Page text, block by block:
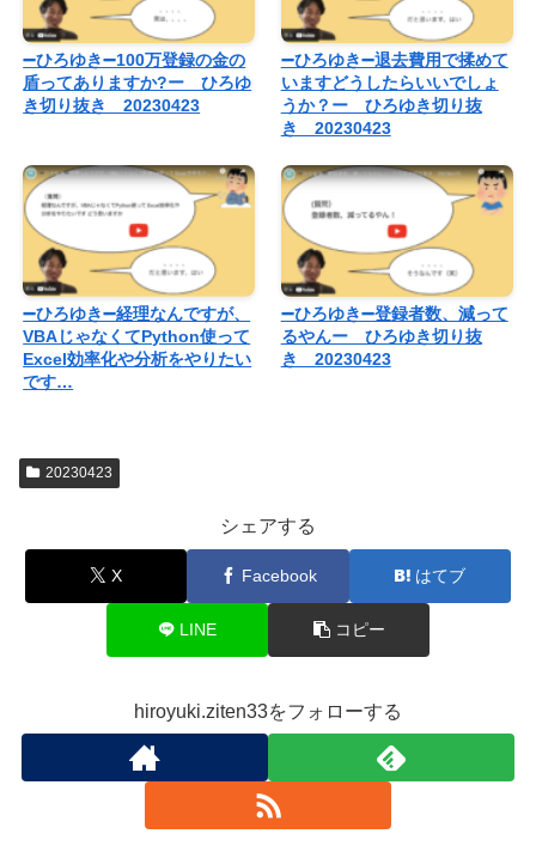
➖ひろゆき➖100万登録の金の
盾ってありますか?ー ひろゆ
き切り抜き 20230423
➖ひろゆき➖退去費用で揉めて
いますどうしたらいいでしょ
うか？ー ひろゆき切り抜
き 20230423
➖ひろゆき➖経理なんですが、
VBAじゃなくてPython使って
Excel効率化や分析をやりたい
です…
➖ひろゆき➖登録者数、減って
るやんー ひろゆき切り抜
き 20230423
20230423
シェアする
X Facebook はてブ
LINE コピー
hiroyuki.ziten33をフォローする